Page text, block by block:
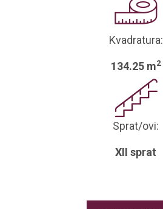
Kvadratura:
134.25 m2
Sprat/ovi:
XII sprat